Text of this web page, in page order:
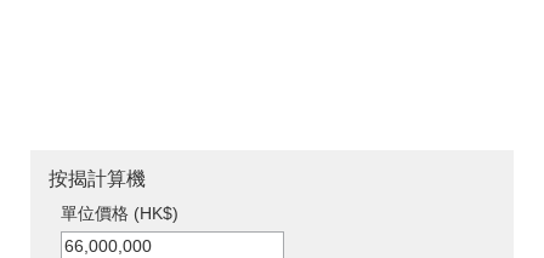
按揭計算機
單位價格 (HK$)